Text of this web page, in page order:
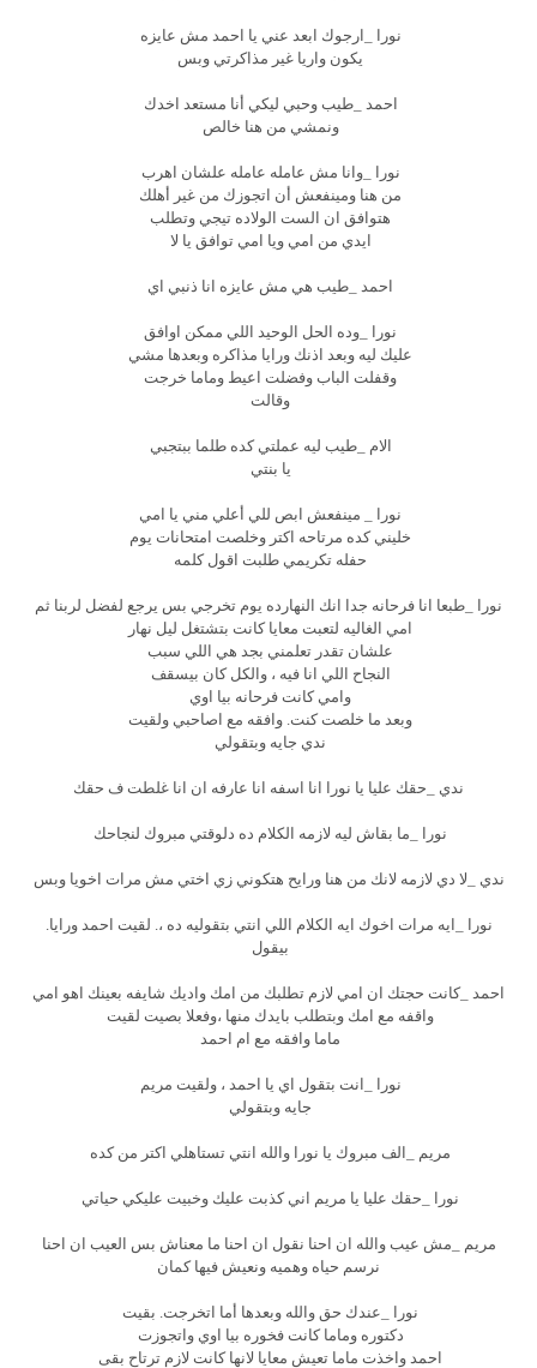
نورا _ارجوك ابعد عني يا احمد مش عايزه
يكون واريا غير مذاكرتي وبس
احمد _طيب وحبي ليكي أنا مستعد اخدك
ونمشي من هنا خالص
نورا _وانا مش عامله عامله علشان اهرب
من هنا ومينفعش أن اتجوزك من غير أهلك
هتوافق ان الست الولاده تيجي وتطلب
ايدي من امي ويا امي توافق يا لا
احمد _طيب هي مش عايزه انا ذنبي اي
نورا _وده الحل الوحيد اللي ممكن اوافق
عليك ليه وبعد اذنك ورايا مذاكره وبعدها مشي
وقفلت الباب وفضلت اعيط وماما خرجت
وقالت
الام _طيب ليه عملتي كده طلما ببتجبي
يا بنتي
نورا _ مينفعش ابص للي أعلي مني يا امي
خليني كده مرتاحه اكتر وخلصت امتحانات يوم
حفله تكريمي طلبت اقول كلمه
نورا _طبعا انا فرحانه جدا انك النهارده يوم تخرجي بس يرجع لفضل لربنا ثم
امي الغاليه لتعبت معايا كانت بتشتغل ليل نهار
علشان تقدر تعلمني بجد هي اللي سبب
النجاح اللي انا فيه ، والكل كان بيسقف
وامي كانت فرحانه بيا اوي
وبعد ما خلصت كنت. وافقه مع اصاحبي ولقيت
ندي جايه وبتقولي
ندي _حقك عليا يا نورا انا اسفه انا عارفه ان انا غلطت ف حقك
نورا _ما بقاش ليه لازمه الكلام ده دلوقتي مبروك لنجاحك
ندي _لا دي لازمه لانك من هنا ورايح هتكوني زي اختي مش مرات اخويا وبس
نورا _ايه مرات اخوك ايه الكلام اللي انتي بتقوليه ده ،. لقيت احمد ورايا.
بيقول
احمد _كانت حجتك ان امي لازم تطلبك من امك واديك شايفه بعينك اهو امي
واقفه مع امك وبتطلب بايدك منها ،وفعلا بصيت لقيت
ماما وافقه مع ام احمد
نورا _انت بتقول اي يا احمد ، ولقيت مريم
جايه وبتقولي
مريم _الف مبروك يا نورا والله انتي تستاهلي اكتر من كده
نورا _حقك عليا يا مريم اني كذبت عليك وخبيت عليكي حياتي
مريم _مش عيب والله ان احنا نقول ان احنا ما معناش بس العيب ان احنا
نرسم حياه وهميه ونعيش فيها كمان
نورا _عندك حق والله وبعدها أما اتخرجت. بقيت
دكتوره وماما كانت فخوره بيا اوي واتجوزت
احمد واخذت ماما تعيش معايا لانها كانت لازم ترتاح بقى